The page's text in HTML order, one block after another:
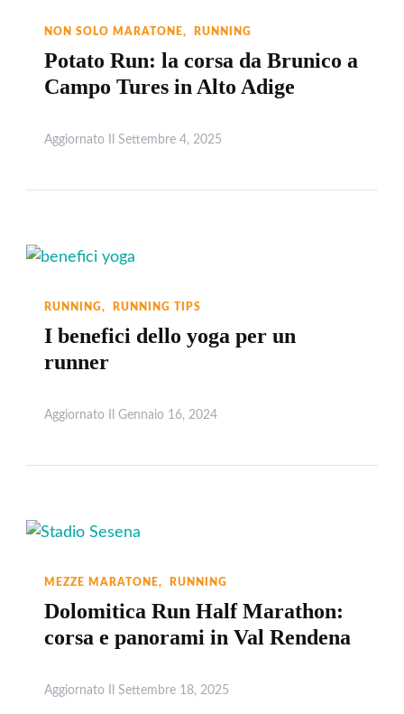
NON SOLO MARATONE RUNNING
Potato Run: la corsa da Brunico a
Campo Tures in Alto Adige
Aggiornato Il Settembre 4, 2025
RUNNING RUNNING TIPS
I benefici dello yoga per un
runner
Aggiornato Il Gennaio 16, 2024
MEZZE MARATONE RUNNING
Dolomitica Run Half Marathon:
corsa e panorami in Val Rendena
Aggiornato Il Settembre 18, 2025